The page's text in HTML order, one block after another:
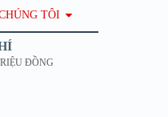
TÔI
ĐỒNG